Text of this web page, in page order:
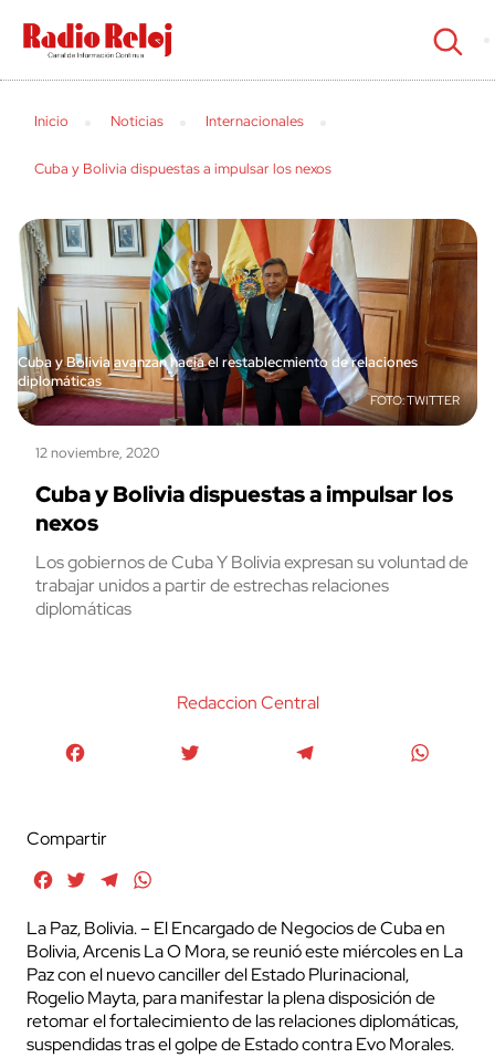
cerrar
Inicio Noticias Internacionales
Cuba y Bolivia dispuestas a impulsar los nexos
Cuba y Bolivia avanzan hacia el restablecmiento de relaciones
diplomáticas
TWITTER
12 noviembre, 2020
Cuba y Bolivia dispuestas a impulsar los
nexos
Los gobiernos de Cuba Y Bolivia expresan su voluntad de
trabajar unidos a partir de estrechas relaciones
diplomáticas
Redaccion Central
Compartir
FacebookTwitterTelegram
La Paz, Bolivia. – El Encargado de Negocios de Cuba en
Bolivia, Arcenis La O Mora, se reunió este miércoles en La
Paz con el nuevo canciller del Estado Plurinacional,
Rogelio Mayta, para manifestar la plena disposición de
retomar el fortalecimiento de las relaciones diplomáticas,
suspendidas tras el golpe de Estado contra Evo Morales.